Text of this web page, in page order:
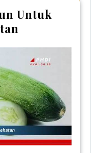
Untuk